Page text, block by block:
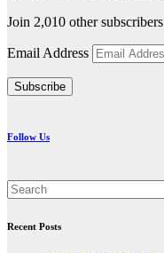
Join 2,010 other subscribers
Email Address
Subscribe
Follow Us
Recent Posts